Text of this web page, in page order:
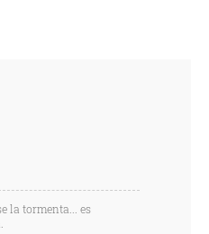
la tormenta... es